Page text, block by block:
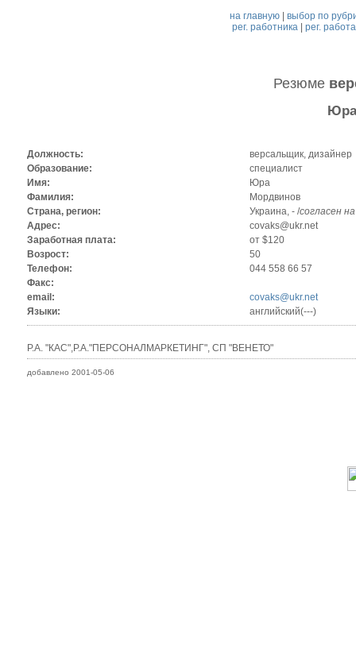
на главную |выбор по
рег. работника| рег.
Резюме
Должность:
версальщик, дизайнер
Образование:
специалист
Имя:
Юра
Фамилия:
Мордвинов
Страна, регион:
Украина, - /согласен
Адрес:
covaks@ukr.net
Заработная плата:
от $120
Возрост:
50
Телефон:
044 558 66 57
Факс:
email:
covaks@ukr.net
Языки:
английский(---)
Р.А. "КАС",Р.А."ПЕРСОНАЛМАРКЕТИНГ", СП "ВЕНЕТО"
добавлено 2001-05-06